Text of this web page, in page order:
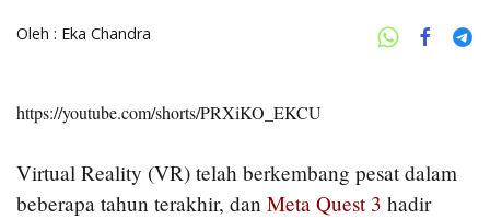
Oleh : Eka Chandra
https://youtube.com/shorts/PRXiKO_EKCU
Virtual Reality (VR) telah berkembang pesat dalam
beberapa tahun terakhir, dan Meta Quest 3 hadir